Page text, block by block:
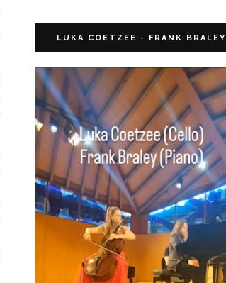
LUKA COETZEE - FRANK BRALEY